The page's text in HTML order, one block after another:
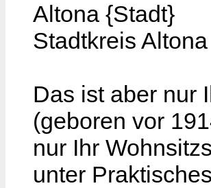
Altona {Stadt}
Stadtkreis
Das ist aber nur
(geboren vor
nur Ihr
unter